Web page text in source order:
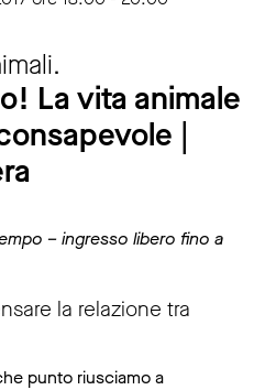
La vita animale
|
– ingresso libero fino a
la relazione tra
punto riusciamo a